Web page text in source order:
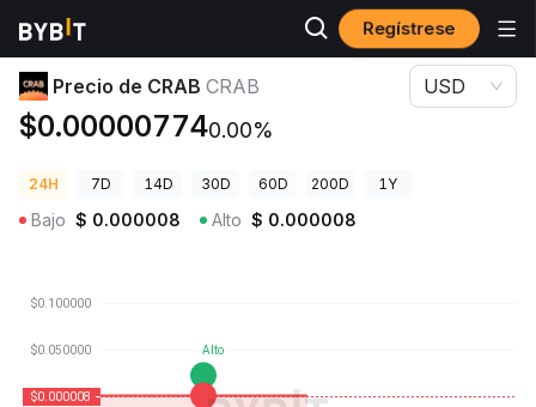
Regístrese
Precios de Criptomonedas Precio de CRAB CRAB
Precio de CRAB CRAB
$0.000007740.00%
USD
24H 7D 14D 30D 60D 200D 1Y
Bajo $ 0.000008 Alto $ 0.000008